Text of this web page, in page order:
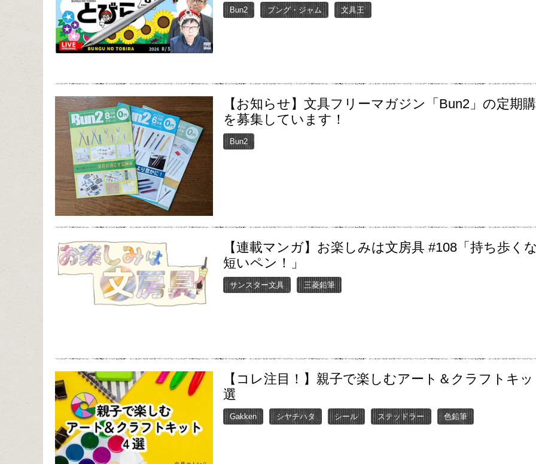
Bun2 ブング・ジャム 文具王
【お知らせ】文具フリーマガジン「Bun2」の定期
を募集しています！
Bun2
【連載マンガ】お楽しみは文房具 #108「持ち歩く
短いペン！」
サンスター文具 三菱鉛筆
【コレ注目！】親子で楽しむアート＆クラフトキ
選
Gakken シヤチハタ シール ステッドラー 色鉛筆